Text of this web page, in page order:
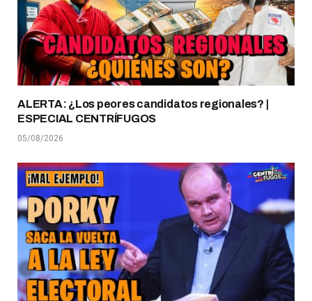
ALERTA: ¿Los peores candidatos regionales? |
ESPECIAL CENTRÍFUGOS
05/08/2026